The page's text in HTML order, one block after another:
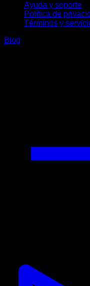
Ayuda y soporte
Política de
Términos y
Blog